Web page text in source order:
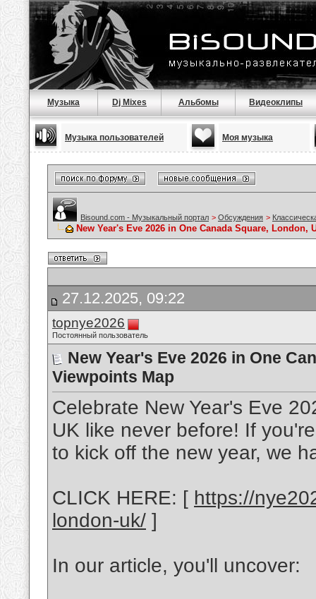
Музыка Dj Mixes Альбомы Видеоклипы
Музыка пользователей Моя музыка
Bisound.com - Музыкальный портал > Обсуждения >
New Year's Eve 2026 in One Canada Square, London,
27.12.2025, 09:22
topnye2026
Постоянный пользователь
New Year's Eve 2026 in One
Viewpoints Map
Celebrate New Year's Eve
UK like never before! If
to kick off the new year, we
CLICK HERE: [ https://
london-uk/ ]
In our article, you'll uncover: